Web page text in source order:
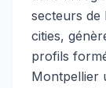
secteurs de
cities,
profils
Montpellier